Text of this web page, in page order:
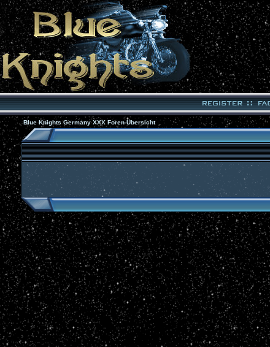
Blue Knights Germany XXX Foren-Übersicht